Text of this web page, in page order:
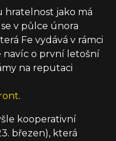
hratelnost jako má
v půlce února
Fe vydává v rámci
navíc o první letošní
na reputaci
.
kooperativní
březen), která